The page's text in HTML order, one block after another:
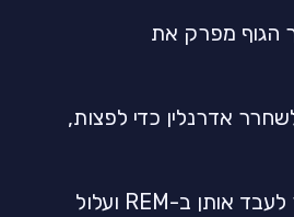
3-4 שעות אחר כך הגוף מפרק את
אדרנלין כדי לפצות,
אם הלכתם לישון עם דאגות לא פתורות, המוח ממשיך לעבד אותן ב-REM ועלול